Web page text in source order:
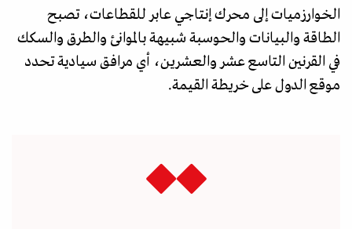
الخوارزميات إلى محرك إنتاجي عابر للقطاعات، تصبح
الطاقة والبيانات والحوسبة شبيهة بالموانئ والطرق والسكك
في القرنين التاسع عشر والعشرين، أي مرافق سيادية تحدد
موقع الدول على خريطة القيمة.